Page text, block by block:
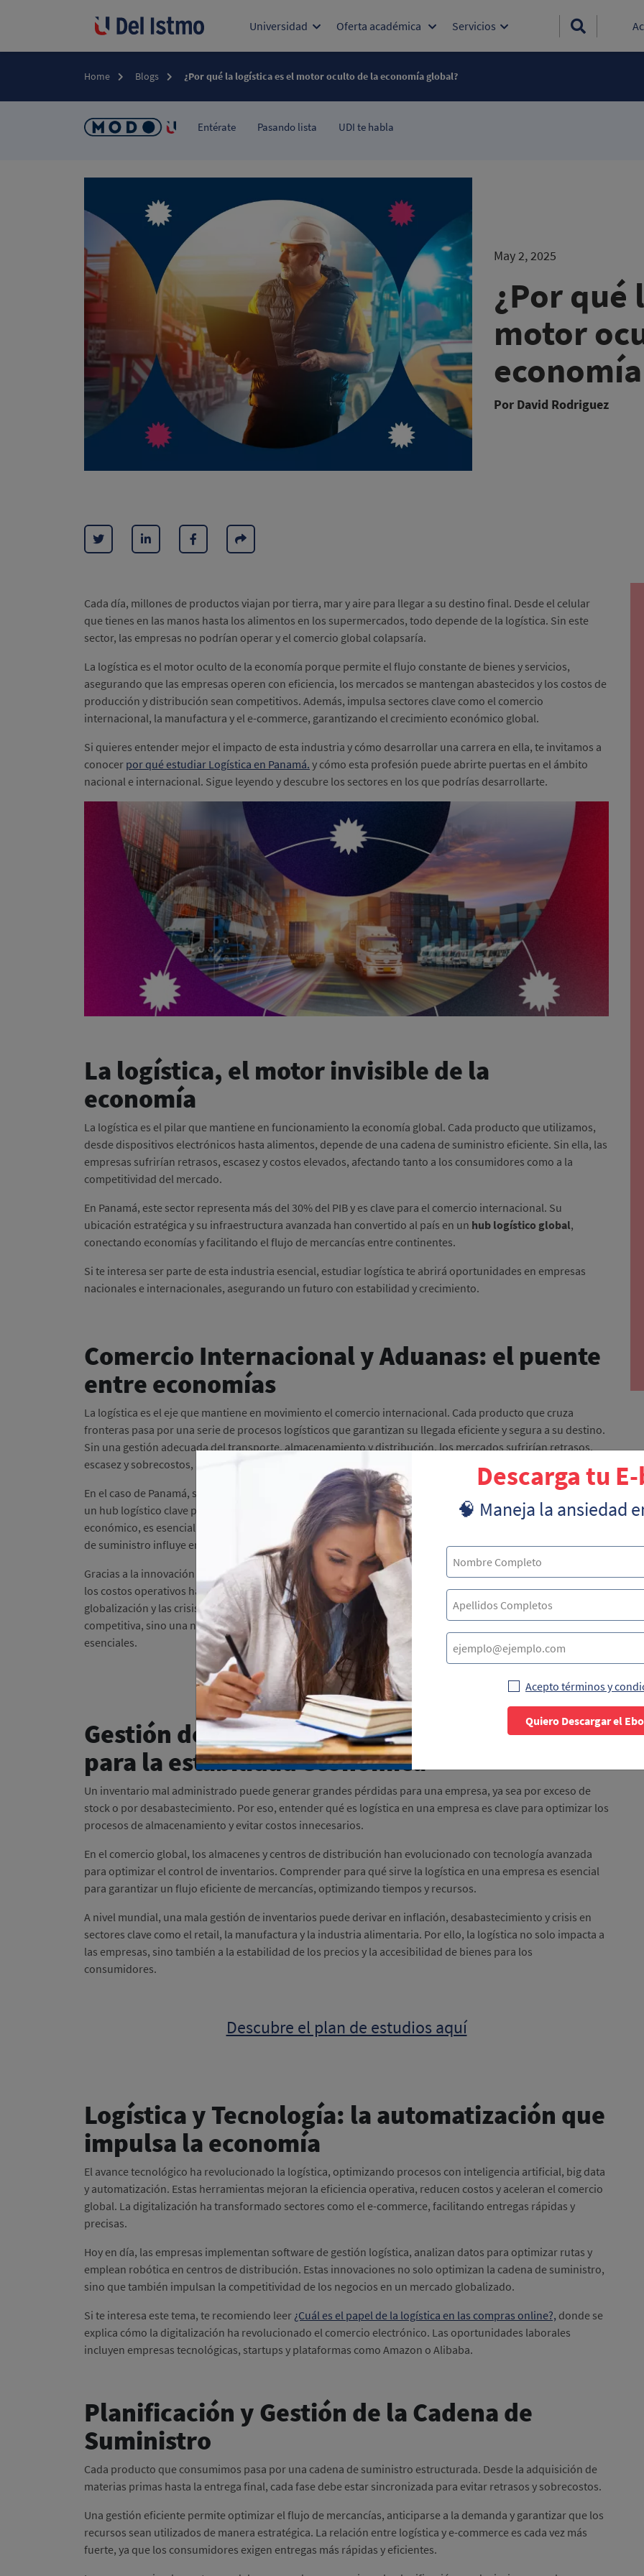
Universidad Oferta académica Servicios
Home Blogs ¿Por qué la logística es el motor oculto de la economía global?
Entérate Pasando lista UDI te habla
May 2, 2025
¿Por qué
motor
Por David Rodriguez
Cada día, millones de productos viajan por tierra, mar y aire para llegar a su destino final. Desde el celular
que tienes en las manos hasta los alimentos en los supermercados, todo depende de la logística. Sin este
sector, las empresas no podrían operar y el comercio global colapsaría.
La logística es el motor oculto de la economía porque permite el flujo constante de bienes y servicios,
asegurando que las empresas operen con eficiencia, los mercados se mantengan abastecidos y los costos de
producción y distribución sean competitivos. Además, impulsa sectores clave como el comercio
internacional, la manufactura y el e-commerce, garantizando el crecimiento económico global.
Si quieres entender mejor el impacto de esta industria y cómo desarrollar una carrera en ella, te invitamos a
conocer por qué estudiar Logística en Panamá. y cómo esta profesión puede abrirte puertas en el ámbito
nacional e internacional. Sigue leyendo y descubre los sectores en los que podrías desarrollarte.
La logística, el motor invisible de la
economía
La logística es el pilar que mantiene en funcionamiento la economía global. Cada producto que utilizamos,
desde dispositivos electrónicos hasta alimentos, depende de una cadena de suministro eficiente. Sin ella, las
empresas sufrirían retrasos, escasez y costos elevados, afectando tanto a los consumidores como a la
competitividad del mercado.
En Panamá, este sector representa más del 30% del PIB y es clave para el comercio internacional. Su
ubicación estratégica y su infraestructura avanzada han convertido al país en un hub logístico global,
conectando economías y facilitando el flujo de mercancías entre continentes.
Si te interesa ser parte de esta industria esencial, estudiar logística te abrirá oportunidades en empresas
nacionales e internacionales, asegurando un futuro con estabilidad y crecimiento.
Comercio Internacional y Aduanas: el puente
entre economías
La logística es el eje que mantiene en movimiento el comercio internacional. Cada producto que cruza
fronteras pasa por una serie de procesos logísticos que garantizan su llegada eficiente y segura a su destino.
Sin una gestión adecuada del transporte, almacenamiento y distribución, los mercados sufrirían retrasos,
escasez y sobrecostos, afectando tanto a empresas como a consumidores.
En el caso de Panamá, su posición geográfica estratégica y su infraestructura portuaria lo han convertido en
un hub logístico clave para la economía global. Para entender cómo estos procesos impulsan el crecimiento
económico, es esencial conocer
qué es la logística y cuáles son sus etapas
de suministro influye en la competitividad y el desarrollo de los países.
Gracias a la innovación en la logística y la integración de tecnologías avanzadas, los tiempos de despacho y
los costos operativos han disminuido, beneficiando a empresas de todos los sectores. Sin embargo, la
globalización y las crisis económicas han demostrado que una logística eficiente no solo es una ventaja
competitiva, sino una necesidad para garantizar la estabilidad de los mercados y el abastecimiento de bienes
esenciales.
Gestión de Inventarios y Almacenes clave
para la estabilidad económica
Un inventario mal administrado puede generar grandes pérdidas para una empresa, ya sea por exceso de
stock o por desabastecimiento. Por eso, entender qué es logística en una empresa es clave para optimizar los
procesos de almacenamiento y evitar costos innecesarios.
En el comercio global, los almacenes y centros de distribución han evolucionado con tecnología avanzada
para optimizar el control de inventarios. Comprender para qué sirve la logística en una empresa es esencial
para garantizar un flujo eficiente de mercancías, optimizando tiempos y recursos.
A nivel mundial, una mala gestión de inventarios puede derivar en inflación, desabastecimiento y crisis en
sectores clave como el retail, la manufactura y la industria alimentaria. Por ello, la logística no solo impacta a
las empresas, sino también a la estabilidad de los precios y la accesibilidad de bienes para los
consumidores.
Descubre el plan de estudios aquí
Logística y Tecnología: la automatización que
impulsa la economía
El avance tecnológico ha revolucionado la logística, optimizando procesos con inteligencia artificial, big data
y automatización. Estas herramientas mejoran la eficiencia operativa, reducen costos y aceleran el comercio
global. La digitalización ha transformado sectores como el e-commerce, facilitando entregas rápidas y
precisas.
Hoy en día, las empresas implementan software de gestión logística, analizan datos para optimizar rutas y
emplean robótica en centros de distribución. Estas innovaciones no solo optimizan la cadena de suministro,
sino que también impulsan la competitividad de los negocios en un mercado globalizado.
Si te interesa este tema, te recomiendo leer ¿Cuál es el papel de la logística en las compras online?, donde se
explica cómo la digitalización ha revolucionado el comercio electrónico. Las oportunidades laborales
incluyen empresas tecnológicas, startups y plataformas como Amazon o Alibaba.
Planificación y Gestión de la Cadena de
Suministro
Cada producto que consumimos pasa por una cadena de suministro estructurada. Desde la adquisición de
materias primas hasta la entrega final, cada fase debe estar sincronizada para evitar retrasos y sobrecostos.
Una gestión eficiente permite optimizar el flujo de mercancías, anticiparse a la demanda y garantizar que los
recursos sean utilizados de manera estratégica. La relación entre logística y e-commerce es cada vez más
fuerte, ya que los consumidores exigen entregas más rápidas y eficientes.
Descarga tu
🧠 Maneja la ansiedad
Acepto términos y
Quiero Descargar el